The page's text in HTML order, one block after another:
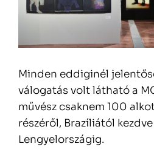
Minden eddiginél
válogatás volt látható a
művész csaknem 100
részéről, Brazíliától
Lengyelországig.